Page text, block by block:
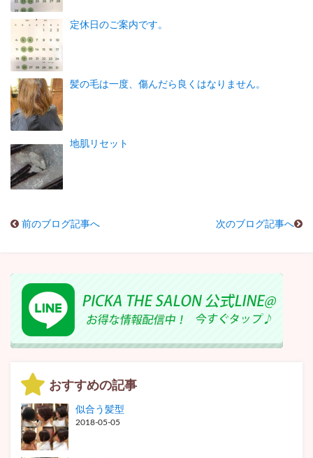
定休日のご案内です。
髪の毛は一度、傷んだら良くはなりません。
地肌リセット
前のブログ記事へ 次のブログ記事へ
おすすめの記事
似合う髪型
2018-05-05